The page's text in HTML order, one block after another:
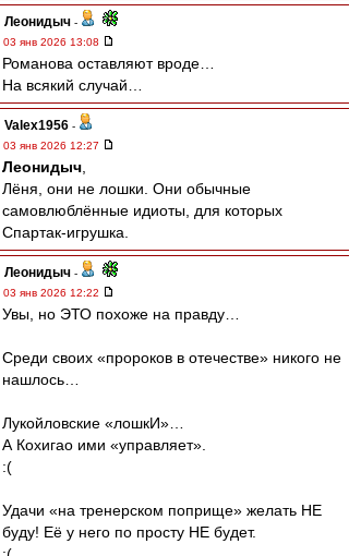
Леонидыч -
03 янв 2026 13:08
Романова оставляют вроде…
На всякий случай…
Valex1956 -
03 янв 2026 12:27
Леонидыч
Лёня, они не лошки. Они обычные
самовлюблённые идиоты, для которых
Спартак-игрушка.
Леонидыч -
03 янв 2026 12:22
Увы, но ЭТО похоже на правду…
Среди своих «пророков в отечестве» никого не
нашлось…
Лукойловские «лошкИ»…
А Кохигао ими «управляет».
:(
Удачи «на тренерском поприще» желать НЕ
буду! Её у него по просту НЕ будет.